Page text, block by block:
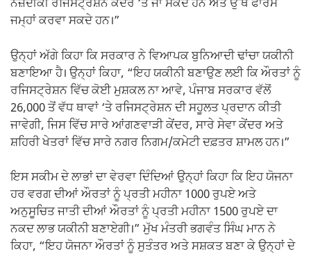
ਨਜ਼ਦੀਕੀ ਰਜਿਸਟ੍ਰੇਸ਼ਨ ਕੇਂਦਰ ‘ਤੇ ਜਾ ਸਕਦੇ ਹਨ ਅਤੇ ਉੱਥੇ ਫਾਰਮ
ਜਮ੍ਹਾਂ ਕਰਵਾ ਸਕਦੇ ਹਨ।”
ਉਨ੍ਹਾਂ ਅੱਗੇ ਕਿਹਾ ਕਿ ਸਰਕਾਰ ਨੇ ਵਿਆਪਕ ਬੁਨਿਆਦੀ ਢਾਂਚਾ ਯਕੀਨੀ
ਬਣਾਇਆ ਹੈ। ਉਨ੍ਹਾਂ ਕਿਹਾ, “ਇਹ ਯਕੀਨੀ ਬਣਾਉਣ ਲਈ ਕਿ ਔਰਤਾਂ ਨੂੰ
ਰਜਿਸਟ੍ਰੇਸ਼ਨ ਵਿੱਚ ਕੋਈ ਮੁਸ਼ਕਲ ਨਾ ਆਵੇ, ਪੰਜਾਬ ਸਰਕਾਰ ਵੱਲੋਂ
26,000 ਤੋਂ ਵੱਧ ਥਾਵਾਂ ‘ਤੇ ਰਜਿਸਟ੍ਰੇਸ਼ਨ ਦੀ ਸਹੂਲਤ ਪ੍ਰਦਾਨ ਕੀਤੀ
ਜਾਵੇਗੀ, ਜਿਸ ਵਿੱਚ ਸਾਰੇ ਆਂਗਣਵਾੜੀ ਕੇਂਦਰ, ਸਾਰੇ ਸੇਵਾ ਕੇਂਦਰ ਅਤੇ
ਸ਼ਹਿਰੀ ਖੇਤਰਾਂ ਵਿੱਚ ਸਾਰੇ ਨਗਰ ਨਿਗਮ/ਕਮੇਟੀ ਦਫ਼ਤਰ ਸ਼ਾਮਲ ਹਨ।”
ਇਸ ਸਕੀਮ ਦੇ ਲਾਭਾਂ ਦਾ ਵੇਰਵਾ ਦਿੰਦਿਆਂ ਉਨ੍ਹਾਂ ਕਿਹਾ ਕਿ ਇਹ ਯੋਜਨਾ
ਹਰ ਵਰਗ ਦੀਆਂ ਔਰਤਾਂ ਨੂੰ ਪ੍ਰਤੀ ਮਹੀਨਾ 1000 ਰੁਪਏ ਅਤੇ
ਅਨੁਸੂਚਿਤ ਜਾਤੀ ਦੀਆਂ ਔਰਤਾਂ ਨੂੰ ਪ੍ਰਤੀ ਮਹੀਨਾ 1500 ਰੁਪਏ ਦਾ
ਨਕਦ ਲਾਭ ਯਕੀਨੀ ਬਣਾਏਗੀ।” ਮੁੱਖ ਮੰਤਰੀ ਭਗਵੰਤ ਸਿੰਘ ਮਾਨ ਨੇ
ਕਿਹਾ, “ਇਹ ਯੋਜਨਾ ਔਰਤਾਂ ਨੂੰ ਸੁਤੰਤਰ ਅਤੇ ਸਸ਼ਕਤ ਬਣਾ ਕੇ ਉਨ੍ਹਾਂ ਦੇ